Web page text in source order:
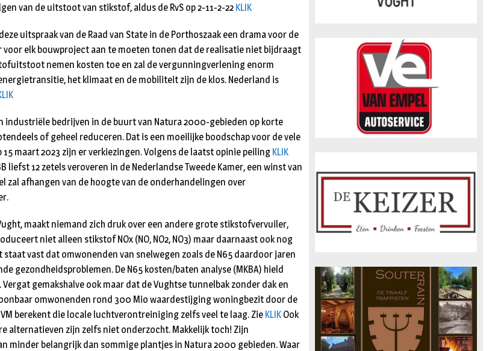
van de uitstoot van stikstof, aldus de RvS op 2-11-2-22 KLIK
uitspraak van de Raad van State in de Porthoszaak een drama voor de
voor elk bouwproject aan te moeten tonen dat de realisatie niet bijdraagt
nemen kosten toe en zal de vergunningverlening enorm
het klimaat en de mobiliteit zijn de klos. Nederland is
industriële bedrijven in de buurt van Natura 2000-gebieden op korte
of geheel reduceren. Dat is een moeilijke boodschap voor de vele
maart 2023 zijn er verkiezingen. Volgens de laatst opinie peiling KLIK
liefst 12 zetels veroveren in de Nederlandse Tweede Kamer, een winst van
zal afhangen van de hoogte van de onderhandelingen over
maakt niemand zich druk over een andere grote stikstofvervuiler,
niet alleen stikstof NOx (NO, NO2, NO3) maar daarnaast ook nog
staat vast dat omwonenden van snelwegen zoals de N65 daardoor jaren
gezondheidsproblemen. De N65 kosten/baten analyse (MKBA) hield
gemakshalve ook maar dat de Vughtse tunnelbak zonder dak en
omwonenden rond 300 Mio waardestijging woningbezit door de
berekent die locale luchtverontreiniging zelfs veel te laag. Zie KLIK Ook
alternatieven zijn zelfs niet onderzocht. Makkelijk toch! Zijn
minder belangrijk dan sommige plantjes in Natura 2000 gebieden. Waar